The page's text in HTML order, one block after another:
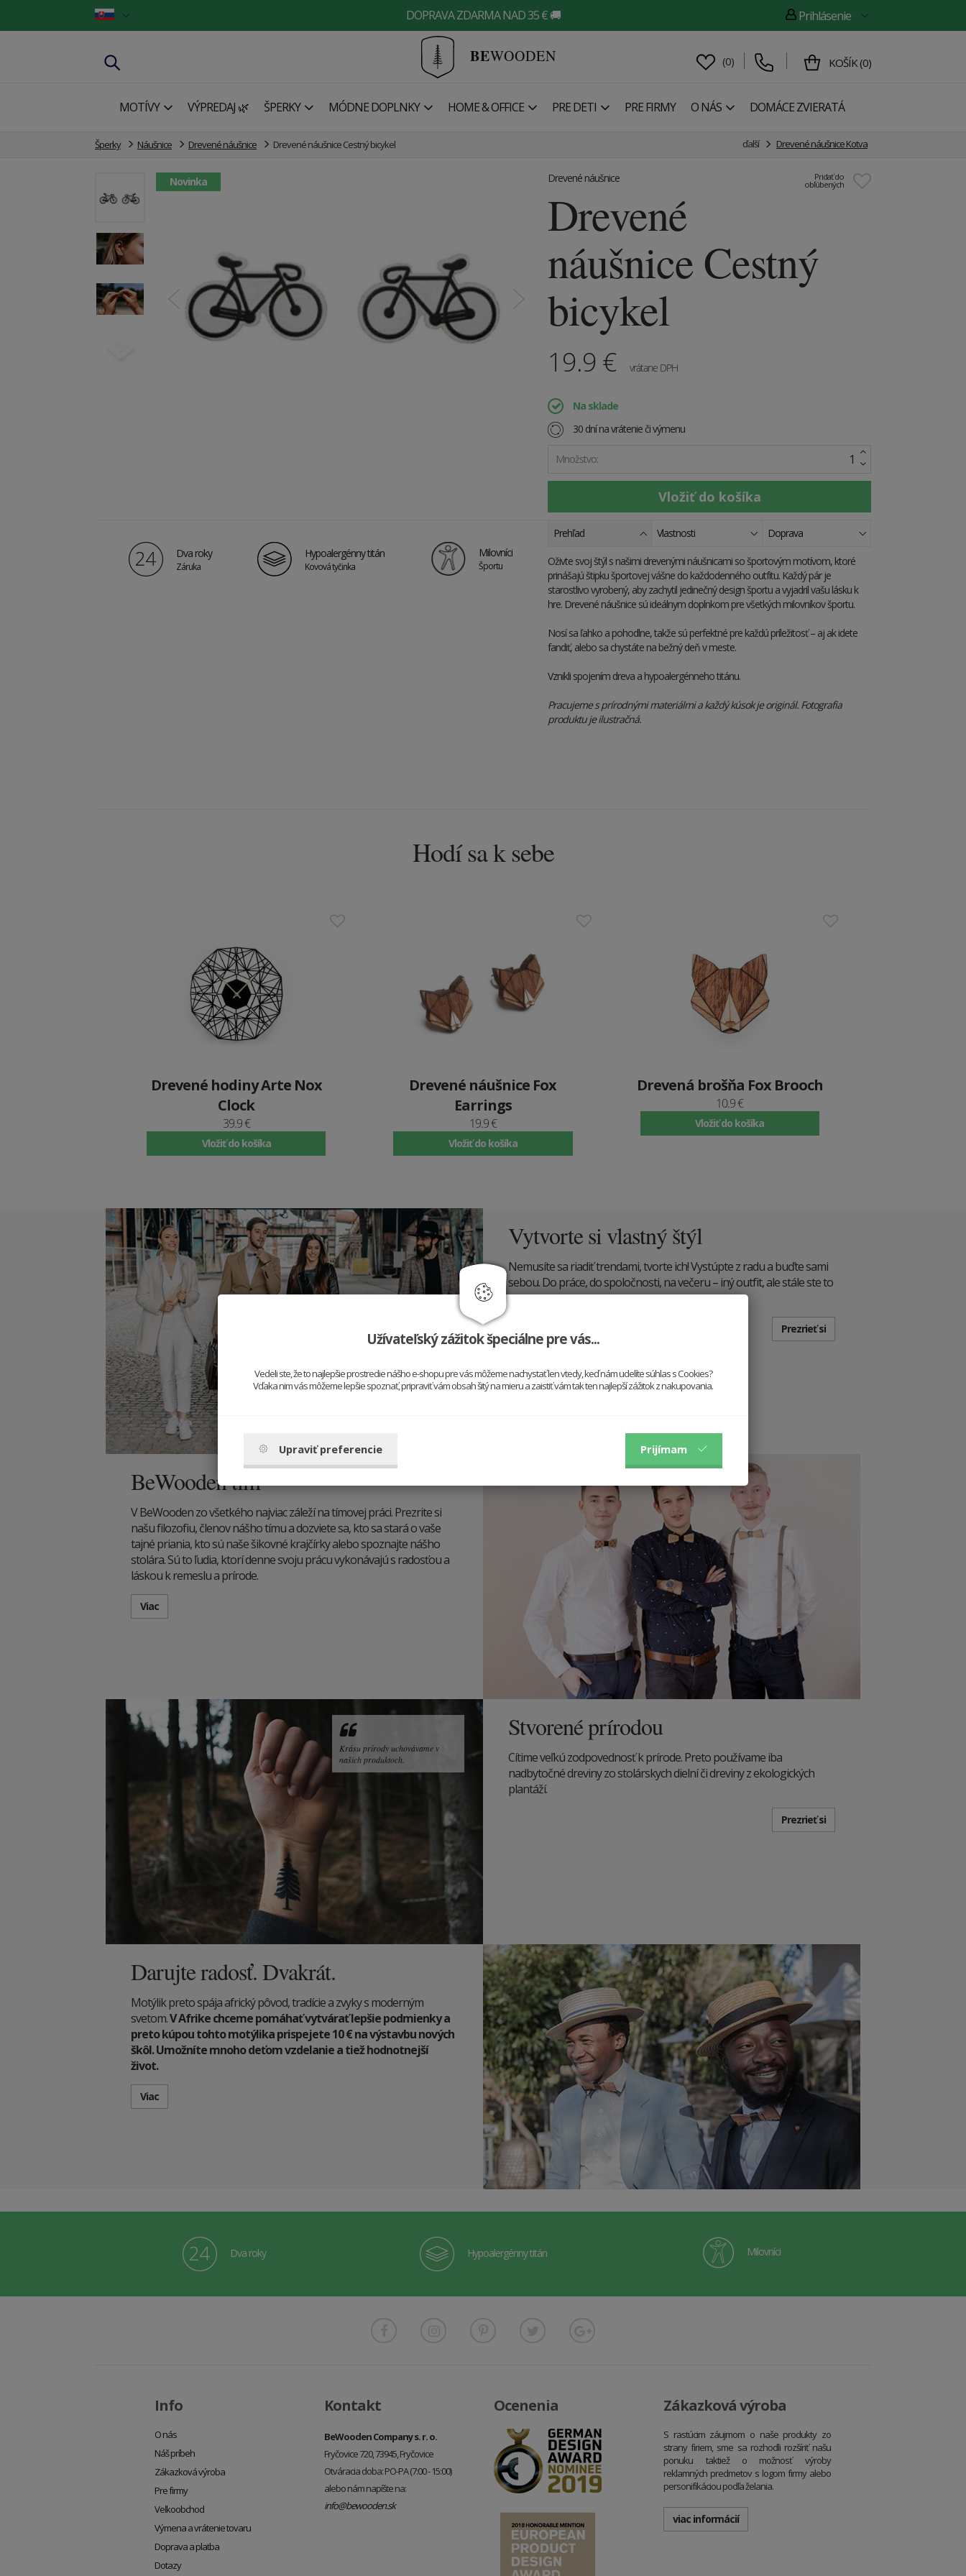
DOPRAVA ZDARMA NAD 35 € 🚚 Prihlásenie
BEWOODEN (0) KOŠÍK (0)
MOTÍVY VÝPREDAJ 🌿 ŠPERKY MÓDNE DOPLNKY HOME & OFFICE PRE DETI PRE FIRMY O NÁS DOMÁCE ZVIERATÁ
Šperky Náušnice Drevené náušnice Drevené náušnice Cestný bicykel ďalší Drevené náušnice Kotva
Novinka Pridať do
obľúbených
Drevené náušnice
Drevené
náušnice Cestný
bicykel
19.9 € vrátane DPH
Na sklade
30 dní na vrátenie či výmenu
Množstvo:
Dva roky
Záruka
Hypoalergénny titán
Kovová tyčinka
Milovníci
Športu
Prehľad Vlastnosti Doprava
Oživte svoj štýl s našimi drevenými náušnicami so športovým motívom, ktoré
prinášajú štipku športovej vášne do každodenného outfitu. Každý pár je
starostlivo vyrobený, aby zachytil jedinečný design športu a vyjadril vašu lásku k
hre. Drevené náušnice sú ideálnym doplnkom pre všetkých milovníkov športu.
Nosí sa ľahko a pohodlne, takže sú perfektné pre každú príležitosť – aj ak idete
fandiť, alebo sa chystáte na bežný deň v meste.
Vznikli spojením dreva a hypoalergénneho titánu.
Pracujeme s prírodnými materiálmi a každý kúsok je originál. Fotografia
produktu je ilustračná.
Hodí sa k sebe
Drevené hodiny Arte Nox
Clock
39.9 €
Vložiť do košíka
Drevené náušnice Fox
Earrings
19.9 €
Vložiť do košíka
Drevená brošňa Fox Brooch
10.9 €
Vložiť do košíka
Vytvorte si vlastný štýl
Nemusíte sa riadiť trendami, tvorte ich! Vystúpte z radu a buďte sami
sebou. Do práce, do spoločnosti, na večeru – iný outfit, ale stále ste to
vy.
Prezrieť si
BeWooden tím
V BeWooden zo všetkého najviac záleží na tímovej práci. Prezrite si
našu filozofiu, členov nášho tímu a dozviete sa, kto sa stará o vaše
tajné priania, kto sú naše šikovné krajčírky alebo spoznajte nášho
stolára. Sú to ľudia, ktorí denne svoju prácu vykonávajú s radosťou a
láskou k remeslu a prírode.
Viac
Stvorené prírodou
Cítime veľkú zodpovednosť k prírode. Preto používame iba
nadbytočné dreviny zo stolárskych dielní či dreviny z ekologických
plantáží.
Prezrieť si
Krásu prírody uchovávame v
našich produktoch.
Darujte radosť. Dvakrát.
Motýlik preto spája africký pôvod, tradície a zvyky s moderným
svetom.V Afrike chceme pomáhať vytvárať lepšie podmienky a
preto kúpou tohto motýlika prispejete 10€na výstavbu nových
škôl. Umožníte mnoho deťom vzdelanie a tiež hodnotnejší
život.
Viac
Dva roky Hypoalergénny titán Milovníci
Info
O nás
Náš príbeh
Zákazková výroba
Pre firmy
Veľkoobchod
Výmena a vrátenie tovaru
Doprava a platba
Dotazy
Kontakt
BeWooden Company s. r. o.
Fryčovice 720, 73945, Fryčovice
Otváracia doba: PO-PA (7:00 - 15:00)
alebo nám napíšte na:
info@bewooden.sk
Ocenenia Zákazková výroba
S rastúcim záujmom o naše produkty zo
strany firiem, sme sa rozhodli rozšíriť našu
ponuku taktiež o možnosť výroby
reklamných predmetov s logom firmy alebo
personifikáciou podľa želania.
viac informácií
Užívateľský zážitok špeciálne pre vás...
Vedeli ste, že to najlepšie prostredie nášho e-shopu pre vás môžeme nachystať len vtedy, keď nám udelíte súhlas s Cookies?
Vďaka nim vás môžeme lepšie spoznať, pripraviť vám obsah šitý na mieru a zaistiť vám tak ten najlepší zážitok z nakupovania.
Upraviť preferencie Prijímam